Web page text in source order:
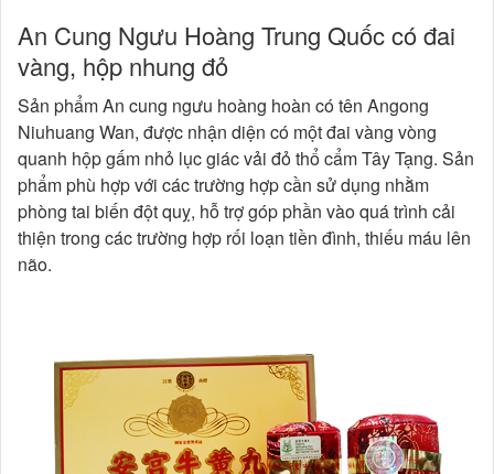
An Cung Ngưu Hoàng Trung Quốc có đai
vàng, hộp nhung đỏ
Sản phẩm An cung ngưu hoàng hoàn có tên Angong
Niuhuang Wan, được nhận diện có một đai vàng vòng
quanh hộp gấm nhỏ lục giác vải đỏ thổ cẩm Tây Tạng. Sản
phẩm phù hợp với các trường hợp cần sử dụng nhằm
phòng tai biến đột quỵ, hỗ trợ góp phần vào quá trình cải
thiện trong các trường hợp rối loạn tiền đình, thiếu máu lên
não.